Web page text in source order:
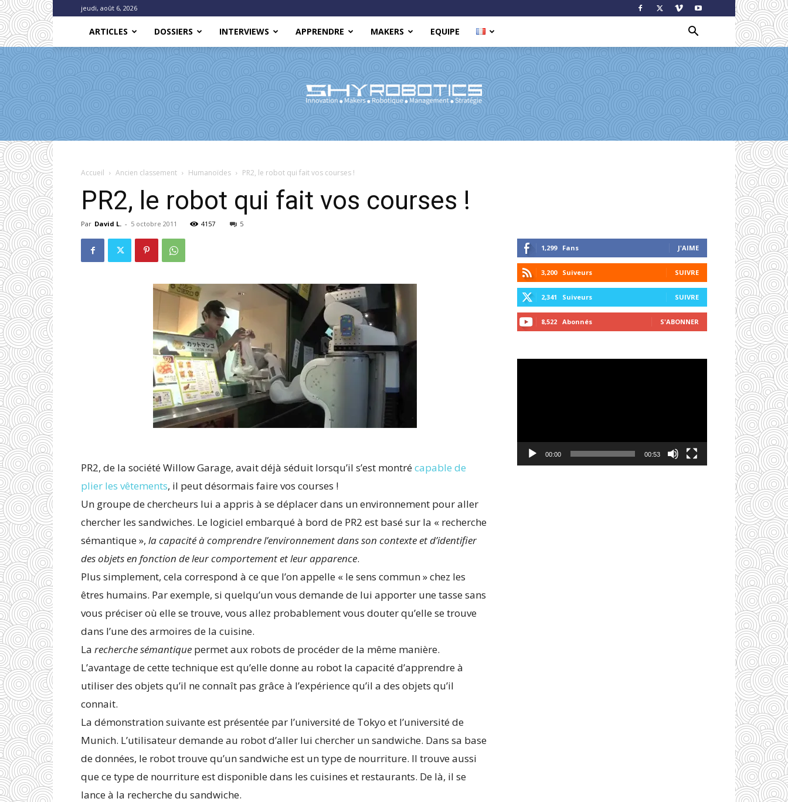
jeudi, août 6, 2026
ARTICLES DOSSIERS INTERVIEWS APPRENDRE MAKERS EQUIPE
Accueil Ancien classement Humanoïdes PR2, le robot qui fait vos courses !
PR2, le robot qui fait vos courses !
Par David L. - 5 octobre 2011 4157 5
PR2, de la société Willow Garage, avait déjà séduit lorsqu’il s’est montrécapable de
plier les vêtements, il peut désormais faire vos courses !
Un groupe de chercheurs lui a appris à se déplacer dans un environnement pour aller
chercher les sandwiches. Le logiciel embarqué à bord de PR2 est basé sur la « recherche
sémantique », la capacité à comprendre l’environnement dans son contexte et d’identifier
des objets en fonction de leur comportement et leur apparence.
Plus simplement, cela correspond à ce que l’on appelle « le sens commun » chez les
êtres humains. Par exemple, si quelqu’un vous demande de lui apporter une tasse sans
vous préciser où elle se trouve, vous allez probablement vous douter qu’elle se trouve
dans l’une des armoires de la cuisine.
La recherche sémantique permet aux robots de procéder de la même manière.
L’avantage de cette technique est qu’elle donne au robot la capacité d’apprendre à
utiliser des objets qu’il ne connaît pas grâce à l’expérience qu’il a des objets qu’il
connait.
La démonstration suivante est présentée par l’université de Tokyo et l’université de
Munich. L’utilisateur demande au robot d’aller lui chercher un sandwiche. Dans sa base
de données, le robot trouve qu’un sandwiche est un type de nourriture. Il trouve aussi
que ce type de nourriture est disponible dans les cuisines et restaurants. De là, il se
lance à la recherche du sandwiche.
1,299 Fans J'AIME
3,200 Suiveurs SUIVRE
2,341 Suiveurs SUIVRE
8,522 Abonnés S'ABONNER
00:00 00:53